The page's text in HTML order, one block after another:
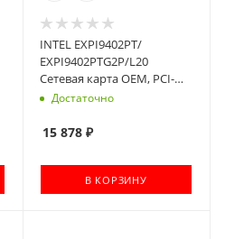
INTEL EXPI9402PT/
EXPI9402PTG2P/L20
Сетевая карта OEM, PCI-
Exepres Dual port server
882028/868973/882886/379868
Достаточно
15 878₽
В КОРЗИНУ